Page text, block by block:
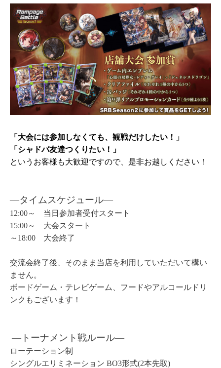
「大会には参加しなくても、観戦だけしたい！」
「シャドバ友達つくりたい！」
というお客様も大歓迎ですので、是非お越しください！
―タイムスケジュール―
12:00～ 当日参加者受付スタート
15:00～ 大会スタート
～18:00 大会終了
交流会終了後、そのまま当店を利用していただいて構い
ません。
ボードゲーム・テレビゲーム、フードやアルコールドリ
ンクもございます！
―トーナメント戦ルール―
ローテーション制
シングルエリミネーション BO3形式(2本先取)